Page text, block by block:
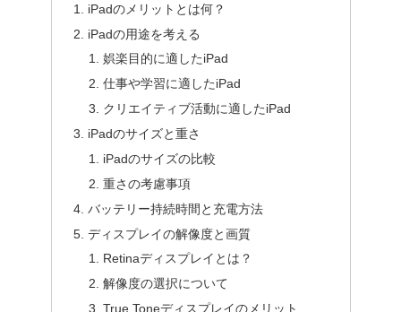
iPadのメリットとは何？
iPadの用途を考える
娯楽目的に適したiPad
仕事や学習に適したiPad
クリエイティブ活動に適したiPad
iPadのサイズと重さ
iPadのサイズの比較
重さの考慮事項
バッテリー持続時間と充電方法
ディスプレイの解像度と画質
Retinaディスプレイとは？
解像度の選択について
True Toneディスプレイのメリット